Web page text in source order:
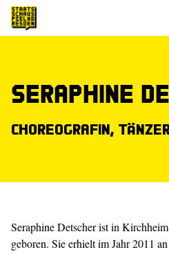
Seraphine
Choreografin,
Seraphine Detscher ist in
geboren. Sie erhielt im Jahr 2011